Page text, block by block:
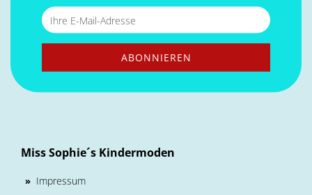
Miss Sophie´s Kindermoden
» Impressum